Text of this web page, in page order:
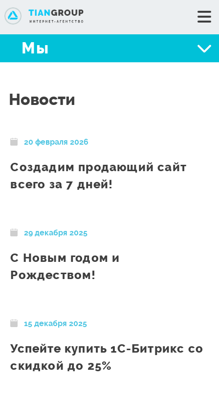
Мы
Техподдержка
Контакты
+7 (351) 776-34-35
Мы
Новости
20 февраля 2026
Создадим продающий сайт
всего за 7 дней!
29 декабря 2025
С Новым годом и
Рождеством!
15 декабря 2025
Успейте купить 1С-Битрикс со
скидкой до 25%